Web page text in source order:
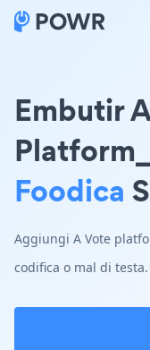
Embutir
Foodica
Aggiungi A Vote
codifica o mal di testa.